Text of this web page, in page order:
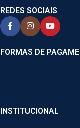
REDES SOCIAIS
FORMAS DE
INSTITUCIONAL